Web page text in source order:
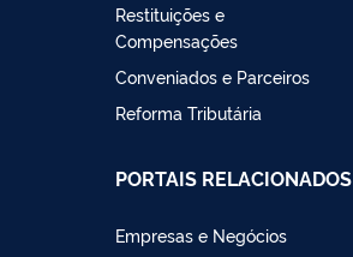
Restituições e
Compensações
Conveniados e Parceiros
Reforma Tributária
PORTAIS RELACIONADOS
Empresas e Negócios